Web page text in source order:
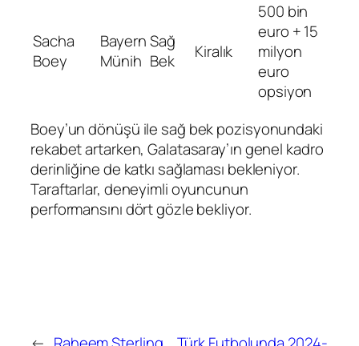
Sacha
Boey
Bayern
Münih
Sağ
Bek
Kiralık
500 bin
euro + 15
milyon
euro
opsiyon
Boey’un dönüşü ile sağ bek pozisyonundaki
rekabet artarken, Galatasaray’ın genel kadro
derinliğine de katkı sağlaması bekleniyor.
Taraftarlar, deneyimli oyuncunun
performansını dört gözle bekliyor.